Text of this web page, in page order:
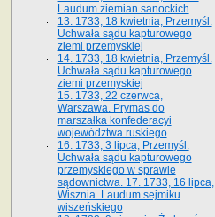
Laudum ziemian sanockich
13. 1733, 18 kwietnia, Przemyśl.
Uchwała sądu kapturowego
ziemi przemyskiej
14. 1733, 18 kwietnia, Przemyśl.
Uchwała sądu kapturowego
ziemi przemyskiej
15. 1733, 22 czerwca,
Warszawa. Prymas do
marszałka konfederacyi
województwa ruskiego
16. 1733, 3 lipca, Przemyśl.
Uchwała sądu kapturowego
przemyskiego w sprawie
sądownictwa. 17. 1733, 16 lipca,
Wisznia. Laudum sejmiku
wiszeńskiego